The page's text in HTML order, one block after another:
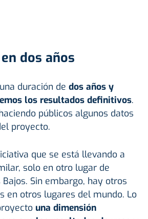
dos años
duración de dos años y
los resultados definitivos.
públicos algunos datos
proyecto.
que se está llevando a
solo en otro lugar de
Bajos. Sin embargo, hay otros
en otros lugares del mundo. Lo
una dimensión